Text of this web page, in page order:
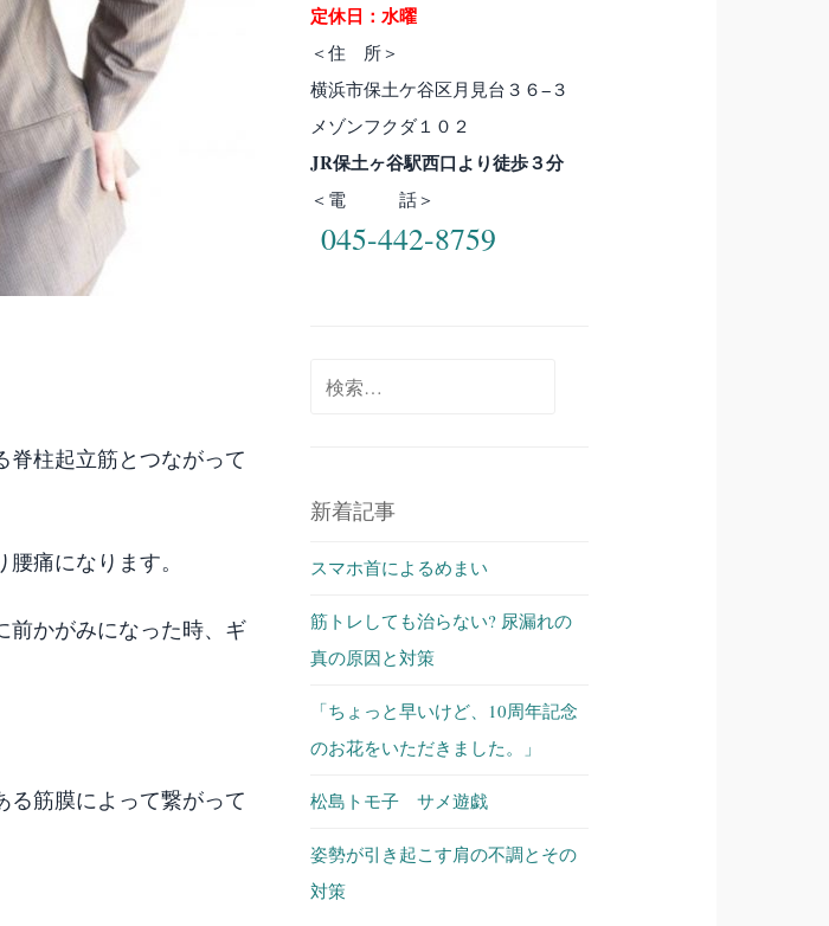
脊柱起立筋とつながって
痛になります。
前かがみになった時、ギ
る筋膜によって繋がって
定休日：水曜
＜住 所＞
横浜市保土ケ谷区月見台３６−３
メゾンフクダ１０２
JR保土ヶ谷駅西口より徒歩３分
＜電 話＞
045-442-8759
新着記事
スマホ首によるめまい
筋トレしても治らない? 尿漏れの
真の原因と対策
「ちょっと早いけど、10周年記念
のお花をいただきました。」
松島トモ子 サメ遊戯
姿勢が引き起こす肩の不調とその
対策